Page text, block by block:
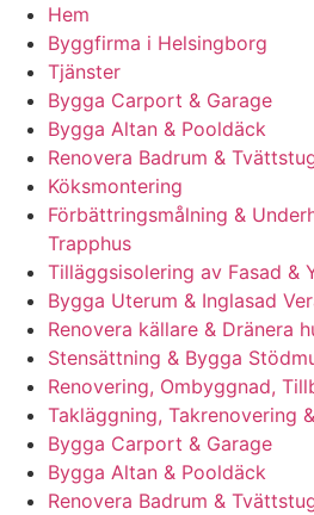
Hem
Byggfirma i Helsingborg
Tjänster
Bygga Carport & Garage
Bygga Altan & Pooldäck
Renovera Badrum &
Köksmontering
Förbättringsmålning &
Trapphus
Tilläggsisolering av Fasad &
Bygga Uterum & Inglasad
Renovera källare & Dränera
Stensättning & Bygga
Renovering, Ombyggnad,
Takläggning, Takrenovering
Bygga Carport & Garage
Bygga Altan & Pooldäck
Renovera Badrum &